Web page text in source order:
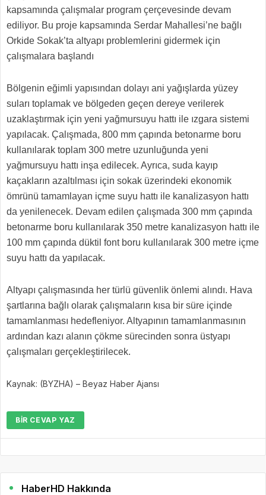
kapsamında çalışmalar program çerçevesinde devam
ediliyor. Bu proje kapsamında Serdar Mahallesi’ne bağlı
Orkide Sokak’ta altyapı problemlerini gidermek için
çalışmalara başlandı
Bölgenin eğimli yapısından dolayı ani yağışlarda yüzey
suları toplamak ve bölgeden geçen dereye verilerek
uzaklaştırmak için yeni yağmursuyu hattı ile ızgara sistemi
yapılacak. Çalışmada, 800 mm çapında betonarme boru
kullanılarak toplam 300 metre uzunluğunda yeni
yağmursuyu hattı inşa edilecek. Ayrıca, suda kayıp
kaçakların azaltılması için sokak üzerindeki ekonomik
ömrünü tamamlayan içme suyu hattı ile kanalizasyon hattı
da yenilenecek. Devam edilen çalışmada 300 mm çapında
betonarme boru kullanılarak 350 metre kanalizasyon hattı ile
100 mm çapında düktil font boru kullanılarak 300 metre içme
suyu hattı da yapılacak.
Altyapı çalışmasında her türlü güvenlik önlemi alındı. Hava
şartlarına bağlı olarak çalışmaların kısa bir süre içinde
tamamlanması hedefleniyor. Altyapının tamamlanmasının
ardından kazı alanın çökme sürecinden sonra üstyapı
çalışmaları gerçekleştirilecek.
Kaynak: (BYZHA) – Beyaz Haber Ajansı
BIR CEVAP YAZ
HaberHD Hakkında